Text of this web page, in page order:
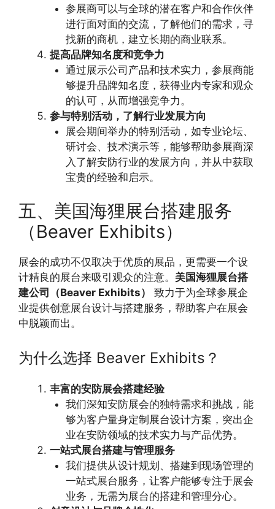
参展商可以与全球的潜在客户和合作伙伴
进行面对面的交流，了解他们的需求，寻
找新的商机，建立长期的商业联系。
提高品牌知名度和竞争力
通过展示公司产品和技术实力，参展商能
够提升品牌知名度，获得业内专家和观众
的认可，从而增强竞争力。
参与特别活动，了解行业发展方向
展会期间举办的特别活动，如专业论坛、
研讨会、技术演示等，能够帮助参展商深
入了解安防行业的发展方向，并从中获取
宝贵的经验和启示。
五、美国海狸展台搭建服务
（Beaver Exhibits）
展会的成功不仅取决于优质的展品，更需要一个设
计精良的展台来吸引观众的注意。 美国海狸展台搭
建公司（Beaver Exhibits）
致力于为全球参展企
业提供创意展台设计与搭建服务，帮助客户在展会
中脱颖而出。
为什么选择 Beaver Exhibits？
丰富的安防展会搭建经验
我们深知安防展会的独特需求和挑战，能
够为客户量身定制展台设计方案，突出企
业在安防领域的技术实力与产品优势。
一站式展台搭建与管理服务
我们提供从设计规划、搭建到现场管理的
一站式展台服务，让客户能够专注于展会
业务，无需为展台的搭建和管理分心。